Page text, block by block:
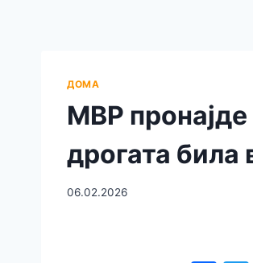
ДОМА
МВР
дрогата
06.02.2026